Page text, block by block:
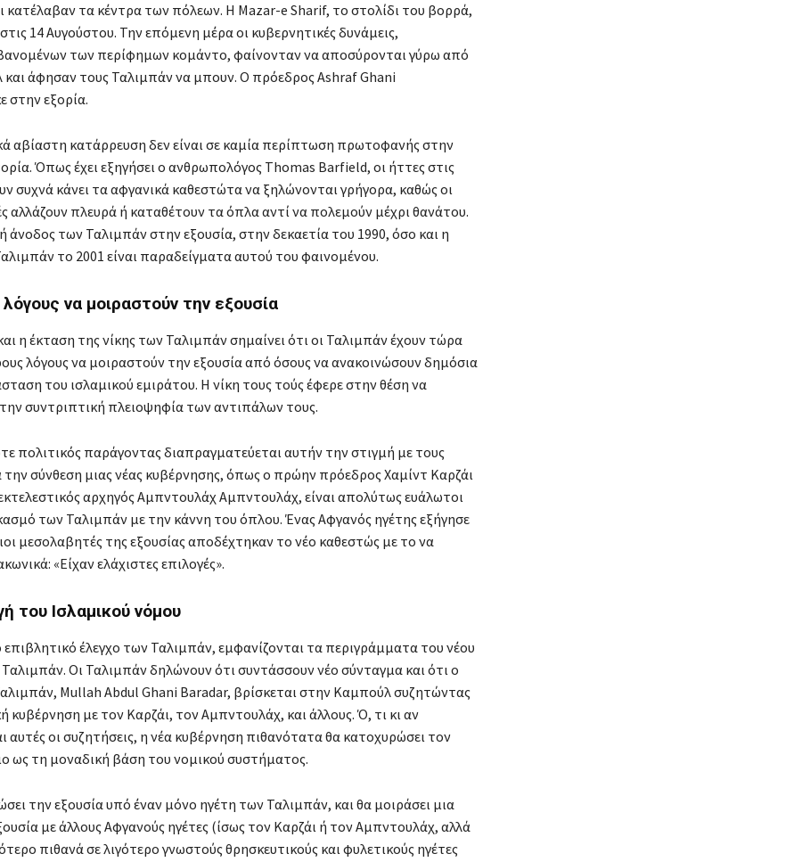
κατέλαβαν τα κέντρα των πόλεων. Η Mazar-e Sharif, το στολίδι του βορρά,
14 Αυγούστου. Την επόμενη μέρα οι κυβερνητικές δυνάμεις,
των περίφημων κομάντο, φαίνονταν να αποσύρονται γύρω από
άφησαν τους Ταλιμπάν να μπουν. Ο πρόεδρος Ashraf Ghani
στην εξορία.
αβίαστη κατάρρευση δεν είναι σε καμία περίπτωση πρωτοφανής στην
Όπως έχει εξηγήσει ο ανθρωπολόγος Thomas Barfield, οι ήττες στις
συχνά κάνει τα αφγανικά καθεστώτα να ξηλώνονται γρήγορα, καθώς οι
αλλάζουν πλευρά ή καταθέτουν τα όπλα αντί να πολεμούν μέχρι θανάτου.
άνοδος των Ταλιμπάν στην εξουσία, στην δεκαετία του 1990, όσο και η
το 2001 είναι παραδείγματα αυτού του φαινομένου.
να μοιραστούν την εξουσία
η έκταση της νίκης των Ταλιμπάν σημαίνει ότι οι Ταλιμπάν έχουν τώρα
λόγους να μοιραστούν την εξουσία από όσους να ανακοινώσουν δημόσια
του ισλαμικού εμιράτου. Η νίκη τους τούς έφερε στην θέση να
συντριπτική πλειοψηφία των αντιπάλων τους.
πολιτικός παράγοντας διαπραγματεύεται αυτήν την στιγμή με τους
την σύνθεση μιας νέας κυβέρνησης, όπως ο πρώην πρόεδρος Χαμίντ Καρζάι
αρχηγός Αμπντουλάχ Αμπντουλάχ, είναι απολύτως ευάλωτοι
των Ταλιμπάν με την κάννη του όπλου. Ένας Αφγανός ηγέτης εξήγησε
μεσολαβητές της εξουσίας αποδέχτηκαν το νέο καθεστώς με το να
«Είχαν ελάχιστες επιλογές».
του Ισλαμικού νόμου
έλεγχο των Ταλιμπάν, εμφανίζονται τα περιγράμματα του νέου
Οι Ταλιμπάν δηλώνουν ότι συντάσσουν νέο σύνταγμα και ότι ο
Mullah Abdul Ghani Baradar, βρίσκεται στην Καμπούλ συζητώντας
κυβέρνηση με τον Καρζάι, τον Αμπντουλάχ, και άλλους. Ό, τι κι αν
αυτές οι συζητήσεις, η νέα κυβέρνηση πιθανότατα θα κατοχυρώσει τον
ως τη μοναδική βάση του νομικού συστήματος.
την εξουσία υπό έναν μόνο ηγέτη των Ταλιμπάν, και θα μοιράσει μια
με άλλους Αφγανούς ηγέτες (ίσως τον Καρζάι ή τον Αμπντουλάχ, αλλά
πιθανά σε λιγότερο γνωστούς θρησκευτικούς και φυλετικούς ηγέτες